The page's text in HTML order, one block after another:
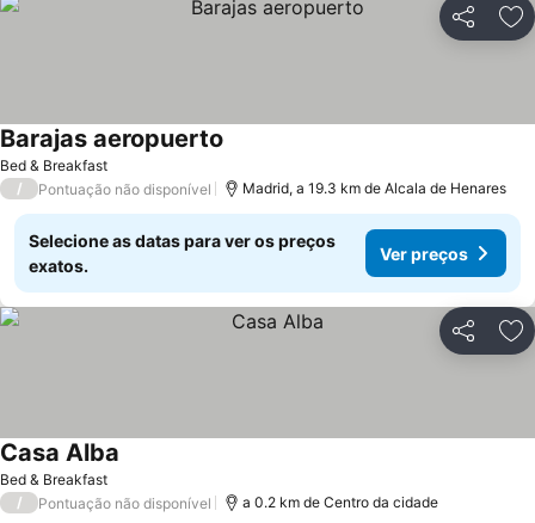
Partilhar
Bed & Breakfast
Barajas aeropuerto
/ Pontuação não disponível Madrid, a 19.3 km de Alcala de Henares
Selecione as datas para ver os preços
exatos.
Ver preços
Partilhar
Bed & Breakfast
Casa Alba
/ Pontuação não disponível a 0.2 km de Centro da cidade